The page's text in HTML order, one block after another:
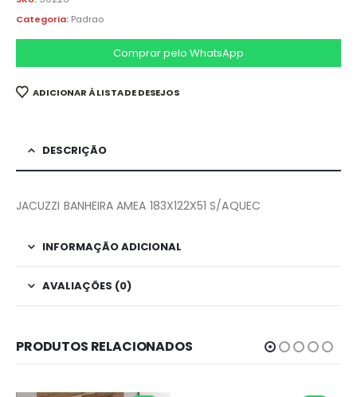
Categoria: Padrao
Comprar pelo WhatsApp
ADICIONAR À LISTA DE DESEJOS
DESCRIÇÃO
JACUZZI BANHEIRA AMEA 183X122X51 S/AQUEC
INFORMAÇÃO ADICIONAL
AVALIAÇÕES (0)
PRODUTOS RELACIONADOS